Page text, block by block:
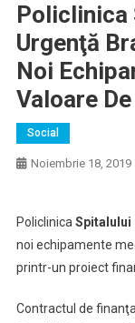
Policlinica
Urgenţă
Noi
Valoare
Social
Noiembrie 18, 2019
Policlinica Spitalului
noi echipamente
printr-un proiect
Contractul de